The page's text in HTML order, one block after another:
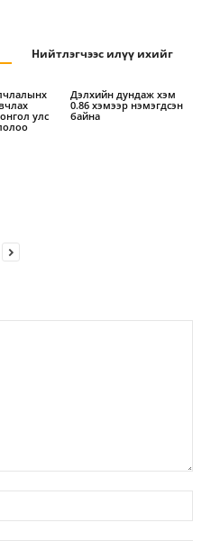
Нийтлэгчээс илүү ихийг
улс
Дэлхийн дундаж хэм
0.86 хэмээр нэмэгдсэн
байна